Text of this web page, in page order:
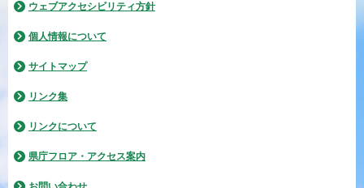
ウェブアクセシビリティ方針
個人情報について
サイトマップ
リンク集
リンクについて
県庁フロア・アクセス案内